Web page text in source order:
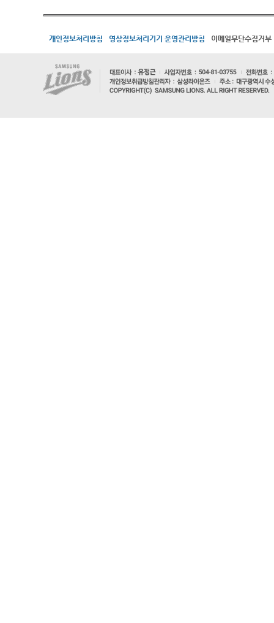
개인정보처리방침 영상정보처리기기 운영관리방침 이메일무단수집거부